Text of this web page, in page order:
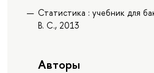
Статистика : учебник для
В. С., 2013
Авторы